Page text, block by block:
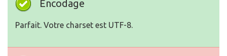
Encodage
Parfait. Votre charset est UTF-8.